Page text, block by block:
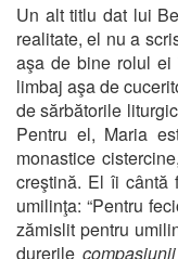
Un alt titlu dat lui
realitate, el nu a
aşa de bine rolul ei
limbaj aşa de
de sărbătorile
Pentru el, Maria
monastice
creştină. El îi cântă
umilinţa: “Pentru
zămislit pentru
durerile compasiunii